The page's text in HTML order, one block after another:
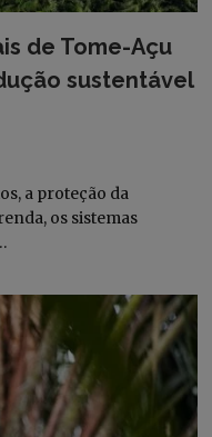
de Tome-Açu
sustentável
a proteção da
os sistemas